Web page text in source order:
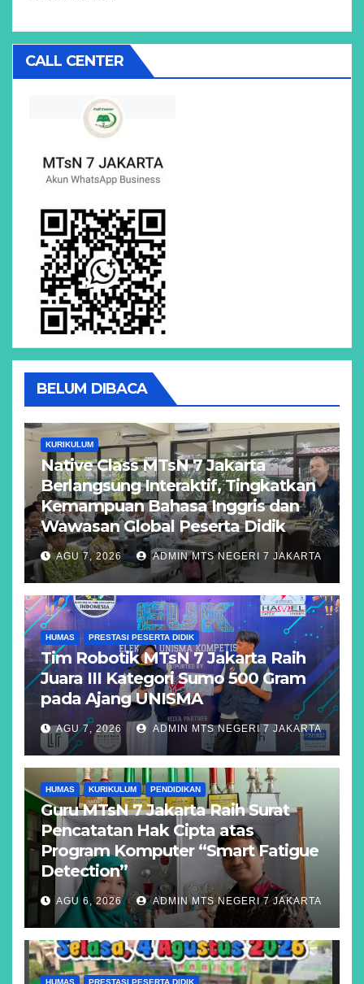
CALL CENTER
BELUM DIBACA
KURIKULUM
Native Class MTsN 7 Jakarta
Berlangsung Interaktif, Tingkatkan
Kemampuan Bahasa Inggris dan
Wawasan Global Peserta Didik
AGU 7, 2026 ADMIN MTS NEGERI 7 JAKARTA
HUMAS PRESTASI PESERTA DIDIK
Tim Robotik MTsN 7 Jakarta Raih
Juara III Kategori Sumo 500 Gram
pada Ajang UNISMA
AGU 7, 2026 ADMIN MTS NEGERI 7 JAKARTA
HUMAS KURIKULUM PENDIDIKAN
Guru MTsN 7 Jakarta Raih Surat
Pencatatan Hak Cipta atas
Program Komputer “Smart Fatigue
Detection”
AGU 6, 2026 ADMIN MTS NEGERI 7 JAKARTA
HUMAS PRESTASI PESERTA DIDIK